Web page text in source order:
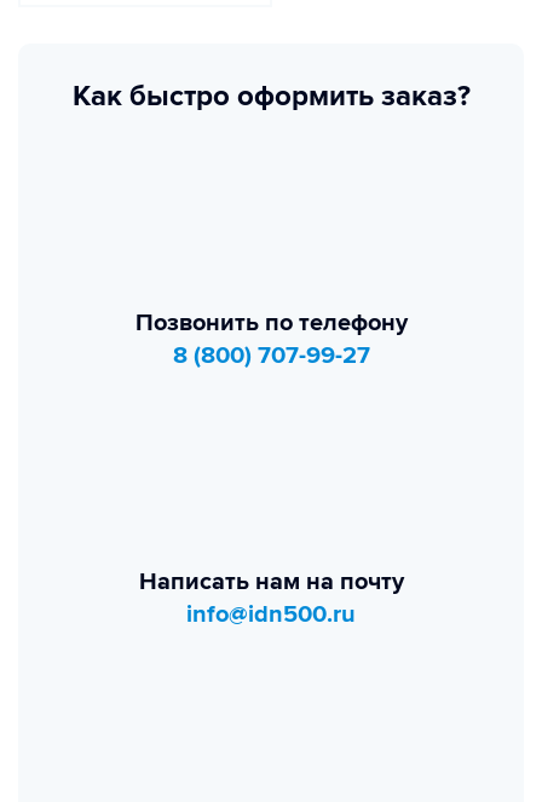
Как быстро оформить заказ?
Позвонить по телефону
8 (800) 707-99-27
Написать нам на почту
info@idn500.ru